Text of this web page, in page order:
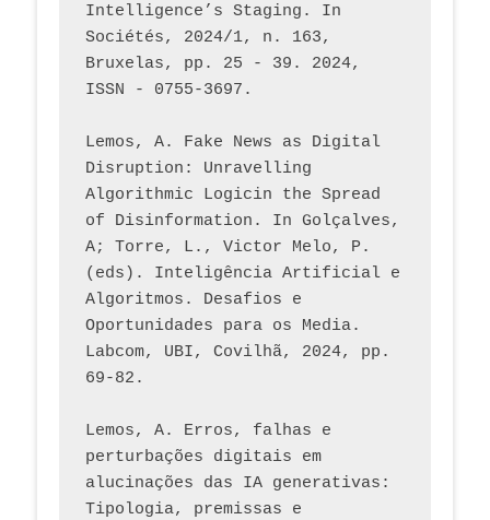
Intelligence’s Staging. In
Sociétés, 2024/1, n. 163,
Bruxelas, pp. 25 - 39. 2024,
ISSN - 0755-3697.
Lemos, A. Fake News as Digital
Disruption: Unravelling
Algorithmic Logicin the Spread
of Disinformation. In Golçalves,
A; Torre, L., Victor Melo, P.
(eds). Inteligência Artificial e
Algoritmos. Desafios e
Oportunidades para os Media.
Labcom, UBI, Covilhã, 2024, pp.
69-82.
Lemos, A. Erros, falhas e
perturbações digitais em
alucinações das IA generativas:
Tipologia, premissas e